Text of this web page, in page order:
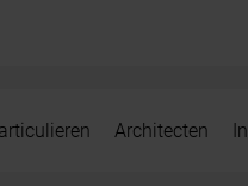
Architecten